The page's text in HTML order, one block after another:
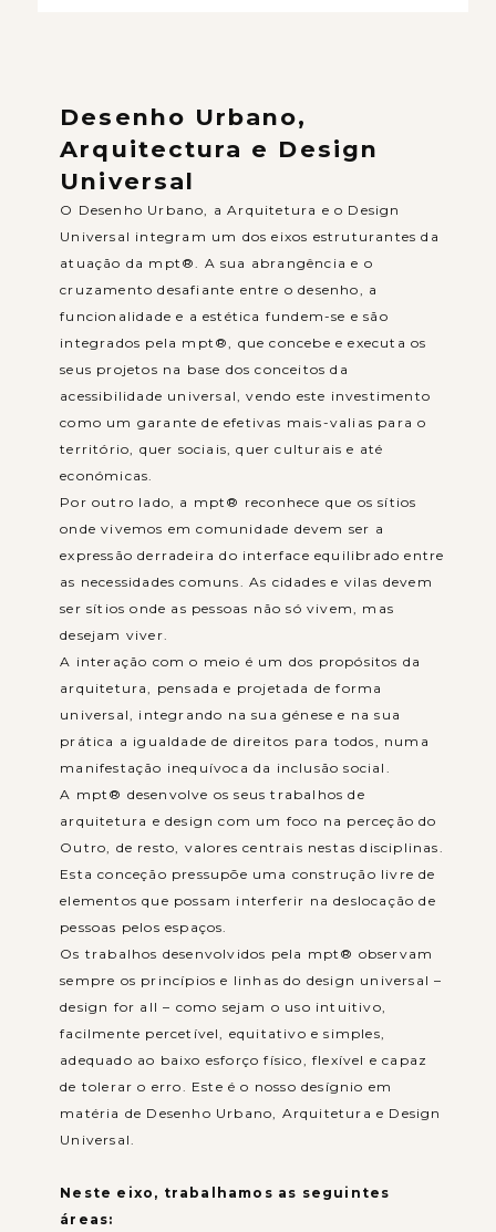
Desenho Urbano,
Arquitectura e Design
Universal
O Desenho Urbano, a Arquitetura e o Design
Universal integram um dos eixos estruturantes da
atuação da mpt®. A sua abrangência e o
cruzamento desafiante entre o desenho, a
funcionalidade e a estética fundem-se e são
integrados pela mpt®, que concebe e executa os
seus projetos na base dos conceitos da
acessibilidade universal, vendo este investimento
como um garante de efetivas mais-valias para o
território, quer sociais, quer culturais e até
económicas.
Por outro lado, a mpt® reconhece que os sítios
onde vivemos em comunidade devem ser a
expressão derradeira do interface equilibrado entre
as necessidades comuns. As cidades e vilas devem
ser sítios onde as pessoas não só vivem, mas
desejam viver.
A interação com o meio é um dos propósitos da
arquitetura, pensada e projetada de forma
universal, integrando na sua génese e na sua
prática a igualdade de direitos para todos, numa
manifestação inequívoca da inclusão social.
A mpt® desenvolve os seus trabalhos de
arquitetura e design com um foco na perceção do
Outro, de resto, valores centrais nestas disciplinas.
Esta conceção pressupõe uma construção livre de
elementos que possam interferir na deslocação de
pessoas pelos espaços.
Os trabalhos desenvolvidos pela mpt® observam
sempre os princípios e linhas do design universal –
design for all – como sejam o uso intuitivo,
facilmente percetível, equitativo e simples,
adequado ao baixo esforço físico, flexível e capaz
de tolerar o erro. Este é o nosso desígnio em
matéria de Desenho Urbano, Arquitetura e Design
Universal.
Neste eixo, trabalhamos as seguintes
áreas: